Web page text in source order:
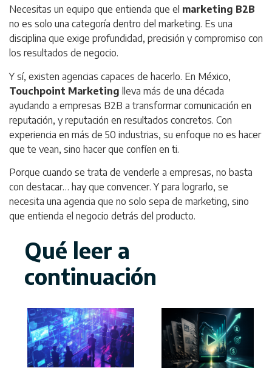
Necesitas un equipo que entienda que el marketing B2B
no es solo una categoría dentro del marketing. Es una
disciplina que exige profundidad, precisión y compromiso con
los resultados de negocio.
Y sí, existen agencias capaces de hacerlo. En México,
Touchpoint Marketing lleva más de una década
ayudando a empresas B2B a transformar comunicación en
reputación, y reputación en resultados concretos. Con
experiencia en más de 50 industrias, su enfoque no es hacer
que te vean, sino hacer que confíen en ti.
Porque cuando se trata de venderle a empresas, no basta
con destacar… hay que convencer. Y para lograrlo, se
necesita una agencia que no solo sepa de marketing, sino
que entienda el negocio detrás del producto.
Qué leer a
continuación